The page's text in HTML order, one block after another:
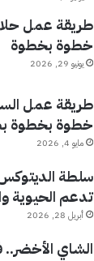
طريقة عمل
خطوة بخطوة
يونيو 29, 2026
طريقة عمل
خطوة بخطوة
مايو 4, 2026
سلطة
تدعم الحيوية
أبريل 28, 2026
الشاي الأخضر..